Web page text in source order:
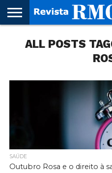
REVISTA
RMC
PROJETO
CULTURAL
RMC – 20
CIDADES
ARTE &
CULTURA
NOTÍCIAS
CORPORATIVAS
EDIÇÕES
ANTERIORES
PARCEIROS
FAÇA
O
FALE
CONOSCO
ALL POSTS
SAÚDE
Outubro Rosa e o direito à